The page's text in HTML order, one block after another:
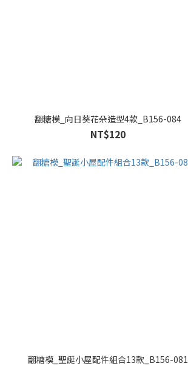
翻糖模_向日葵花朵造型4款_B156-084
NT$120
翻糖模_聖誕小屋配件組合13款_B156-081